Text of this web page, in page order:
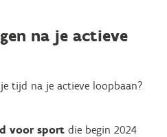
na je actieve
tijd na je actieve loopbaan?
voor sport die begin 2024